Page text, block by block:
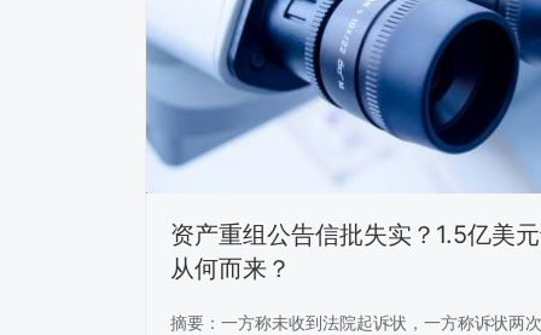
资产重组公告信批失实？1.5亿美
从何而来？
摘要：一方称未收到法院起诉状，一方称诉状两